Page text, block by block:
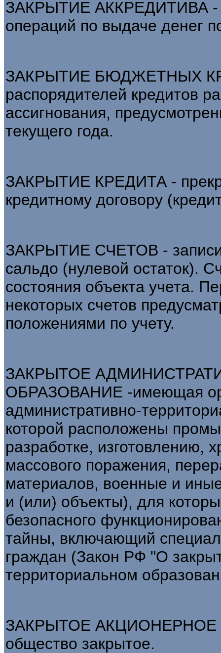
ЗАКРЫТИЕ АККРЕДИТИВА -
операций по выдаче денег
ЗАКРЫТИЕ БЮДЖЕТНЫХ
распорядителей кредитов
ассигнования,
текущего года.
ЗАКРЫТИЕ КРЕДИТА -
кредитному договору
ЗАКРЫТИЕ СЧЕТОВ -
сальдо (нулевой остаток).
состояния объекта учета.
некоторых счетов
положениями по учету.
ЗАКРЫТОЕ
ОБРАЗОВАНИЕ -имеющая
административно-
которой расположены
разработке, изготовлению,
массового поражения,
материалов, военные и
и (или) объекты), для
безопасного
тайны, включающий
граждан (Закон РФ "О
территориальном
ЗАКРЫТОЕ АКЦИОНЕРНОЕ
общество закрытое.